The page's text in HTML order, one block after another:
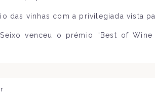
das vinhas com a privilegiada vista
venceu o prémio “Best of